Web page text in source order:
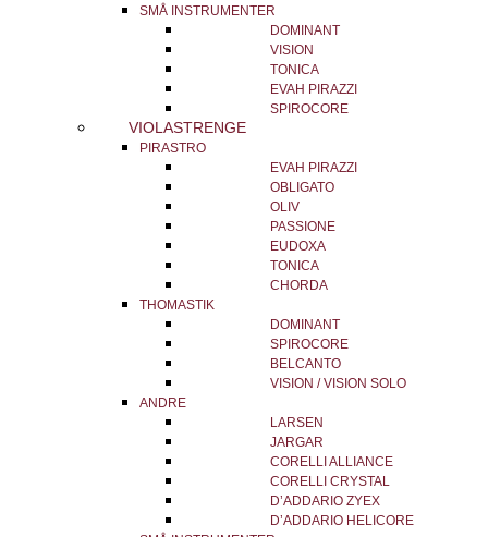
SMÅ INSTRUMENTER
DOMINANT
VISION
TONICA
EVAH PIRAZZI
SPIROCORE
VIOLASTRENGE
PIRASTRO
EVAH PIRAZZI
OBLIGATO
OLIV
PASSIONE
EUDOXA
TONICA
CHORDA
THOMASTIK
DOMINANT
SPIROCORE
BELCANTO
VISION / VISION SOLO
ANDRE
LARSEN
JARGAR
CORELLI ALLIANCE
CORELLI CRYSTAL
D’ADDARIO ZYEX
D’ADDARIO HELICORE